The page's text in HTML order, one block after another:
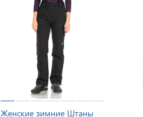
Женские зимние Штаны